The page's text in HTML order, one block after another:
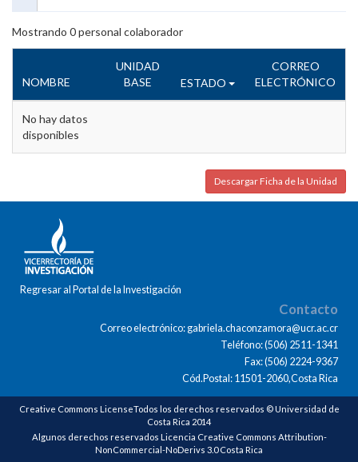
Mostrando 0personal colaborador
NOMBRE
UNIDAD
BASE
ESTADO
CORREO
ELECTRÓNICO
No hay datos
disponibles
Descargar Ficha de la Unidad
Regresar al Portal de la Investigación
Contacto
Correo electrónico: gabriela.chaconzamora@ucr.ac.cr
Teléfono: (506) 2511-1341
Fax: (506) 2224-9367
Cód.Postal: 11501-2060,Costa Rica
Creative Commons LicenseTodos los derechos reservados © Universidad de
Costa Rica 2014
Algunos derechos reservados Licencia Creative Commons Attribution-
NonCommercial-NoDerivs 3.0 Costa Rica